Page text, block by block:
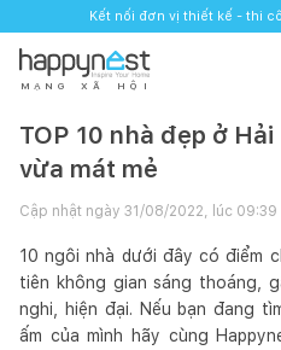
Kết nối đơn vị thiết kế - thi
Kết nối đơn vị thiết kế - thi
M Ạ N G X Ã H Ộ I
TOP 10 nhà đẹp ở
vừa mát mẻ
Cập nhật ngày 31/08/2022, lúc 09:39
10 ngôi nhà dưới đây có điểm
tiên không gian sáng thoáng,
nghi, hiện đại. Nếu bạn đang
ấm của mình hãy cùng